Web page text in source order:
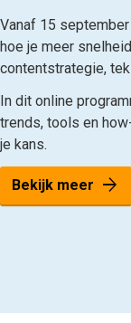
Vanaf 15
hoe je meer
contentstrategie,
In dit online
trends, tools en
je kans.
Bekijk meer arrow_forward